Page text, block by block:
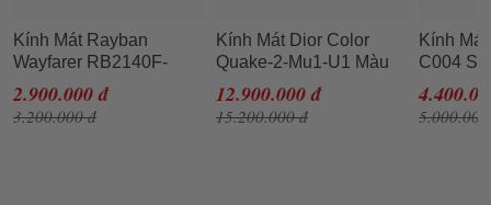
Kính Mát Rayban
Wayfarer RB2140F-
1276/51 Size 54
2.900.000 đ
3.200.000 đ
Kính Mát Dior Color
Quake-2-Mu1-U1 Màu
Hồng
12.900.000 đ
15.200.000 đ
Kính
C004
Màu